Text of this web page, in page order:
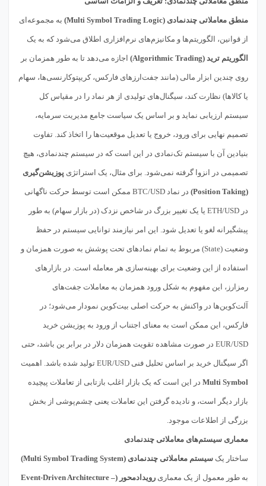
منطق معاملاتی چندنمادی (Multi Symbol Trading Logic) به مجموعه‌ای
از قوانین، الگوریتم‌ها و مکانیزم‌های نرم‌افزاری اطلاق می‌شود که به یک
الگوریتم ترید (Algorithmic Trading) اجازه می‌دهد تا به طور همزمان بر
روی چندین ابزار مالی (مانند جفت‌ارزهای فارکس، کریپتوکارنسی‌ها، سهام
یا کالاها) نظارت کند، سیگنال‌های تولیدی از هر نماد را در مقیاس کل
سیستم ارزیابی نماید و بر اساس یک سیاست جامع مدیریت سرمایه،
تصمیم نهایی برای ورود، خروج یا تعدیل موقعیت‌ها را اتخاذ کند. تفاوت
بنیادین آن با سیستم تک‌نمادی در این است که در سیستم چندنمادی، هیچ
تصمیمی در انزوا گرفته نمی‌شود. برای مثال، یک استراتژی پوزیشن‌گیری
(Position Taking) در نماد BTC/USD ممکن است توسط حرکت ناگهانی
در ETH/USD یا یک تغییر بزرگ در شاخص نزدک (در بازار سهام) به طور
پیشگیرانه لغو یا تعدیل شود. این امر نیازمند توانایی سیستم در حفظ
وضعیت (State) مربوط به تمام نمادهای تحت پوشش به صورت همزمان و
استفاده از این وضعیت برای بهینه‌سازی هر معامله است. در بازارهای
رمزارز، این مفهوم به شکل ورود همزمان به معاملات جفت‌های
آلت‌کوین‌ها در واکنش به حرکت اصلی بیت‌کوین نمودار می‌شود؛ در
فارکس، این ممکن است به معنای اجتناب از ورود به پوزیشن خرید
EUR/USD در صورت مشاهده تقویت همزمان دلار در برابر ین باشد، حتی
اگر سیگنال خرید بر اساس تحلیل فنی EUR/USD تولید شده باشد. اهمیت
Multi Symbol در این است که یک بازار اغلب بازتابی از تعاملات پیچیده
بازار دیگر است، و نادیده گرفتن این تعاملات یعنی چشم‌پوشی از بخش
بزرگی از اطلاعات موجود.
معماری سیستم‌های معاملاتی چندنمادی
ساختار یک سیستم معاملاتی چندنمادی (Multi Symbol Trading System)
به طور معمول از یک معماری رویدادمحور (Event-Driven Architecture –